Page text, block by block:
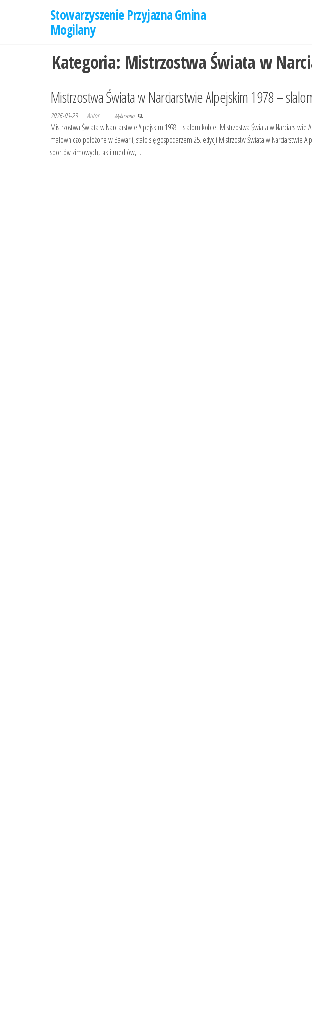
Stowarzyszenie Przyjazna Gmina
Mogilany
Kategoria: Mistrzostwa Świata w
Mistrzostwa Świata w Narciarstwie Alpejskim 1978 –
2026-03-23 Autor Wyłączono
Mistrzostwa Świata w Narciarstwie Alpejskim 1978 – slalom kobiet Mistrzostwa Świata w
malowniczo położone w Bawarii, stało się gospodarzem 25. edycji Mistrzostw Świata w Narciarstwie
sportów zimowych, jak i mediów,…